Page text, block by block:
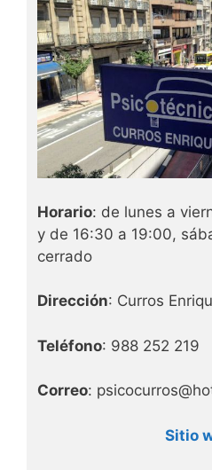
Horario: de lunes a
y de 16:30 a 19:00,
cerrado
Dirección: Curros
Teléfono: 988 252 219
Correo:
Sitio